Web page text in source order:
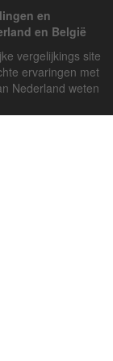
en
en België
vergelijkings site
ervaringen met
Nederland weten